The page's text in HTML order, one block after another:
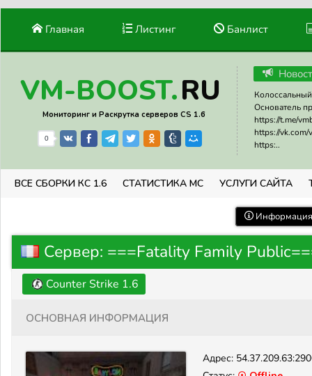
Главная Листинг Банлист
VM-BOOST.RU
Мониторинг и Раскрутка серверов CS 1.6
0
Основатель
https://t.me/
https://vk.com/
https:..
ВСЕ СБОРКИ КС 1.6 СТАТИСТИКА МС УСЛУГИ САЙТА
Сервер: ===Fatality Family
Counter Strike 1.6
Основная информация
Адрес: